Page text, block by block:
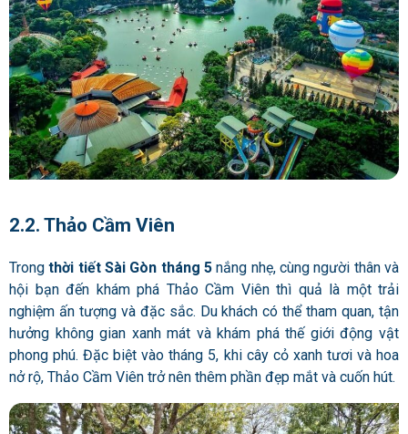
2.2. Thảo Cầm Viên
Trongthời tiết Sài Gòn tháng 5nắng nhẹ, cùng người thân và
hội bạn đến khám phá Thảo Cầm Viên thì quả là một trải
nghiệm ấn tượng và đặc sắc. Du khách có thể tham quan, tận
hưởng không gian xanh mát và khám phá thế giới động vật
phong phú. Đặc biệt vào tháng 5, khi cây cỏ xanh tươi và hoa
nở rộ, Thảo Cầm Viên trở nên thêm phần đẹp mắt và cuốn hút.